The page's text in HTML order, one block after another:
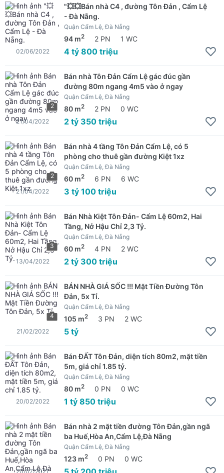
"💥💥Bán nhà C4 , đường Tôn Đản , Cẩm Lệ
- Đà Nẵng.
Quận Cẩm Lệ, Đà Nẵng
94 m2 2 PN 1 WC
4 tỷ 800 triệu
02/06/2022
2
Bán nhà Tôn Đản Cẩm Lệ gác đúc gần
đường 80m ngang 4m5 vào ở ngay
Quận Cẩm Lệ, Đà Nẵng
80 m2 2 PN 0 WC
2 tỷ 350 triệu
21/04/2022
2
Bán nhà 4 tầng Tôn Đản Cẩm Lệ, có 5
phòng cho thuê gần đường Kiệt 1xz
Quận Cẩm Lệ, Đà Nẵng
60 m2 6 PN 6 WC
3 tỷ 100 triệu
21/04/2022
3
Bán Nhà Kiệt Tôn Đản- Cẩm Lệ 60m2, Hai
Tầng, Nở Hậu Chỉ 2,3 Tỷ.
Quận Cẩm Lệ, Đà Nẵng
60 m2 4 PN 2 WC
2 tỷ 300 triệu
13/04/2022
4
BÁN NHÀ GIÁ SỐC !!! Mặt Tiền Đường Tôn
Đản, 5x Tỉ.
Quận Cẩm Lệ, Đà Nẵng
105 m2 3 PN 2 WC
5 tỷ
21/02/2022
Bán ĐẤT Tôn Đản, diện tích 80m2, mặt tiền
5m, giá chỉ 1.85 tỷ.
Quận Cẩm Lệ, Đà Nẵng
80 m2 0 PN 0 WC
1 tỷ 850 triệu
20/02/2022
Bán nhà 2 mặt tiền đường Tôn Đản,gần ngã
ba Huế,Hòa An,Cẩm Lệ,Đà Nẵng
Quận Cẩm Lệ, Đà Nẵng
123 m2 0 PN 0 WC
20/07/2021